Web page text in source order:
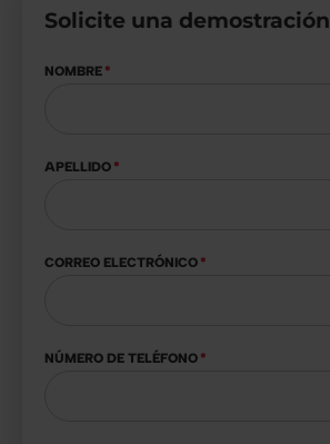
Solicite una demostración
NOMBRE *
APELLIDO *
CORREO ELECTRÓNICO *
NÚMERO DE TELÉFONO *